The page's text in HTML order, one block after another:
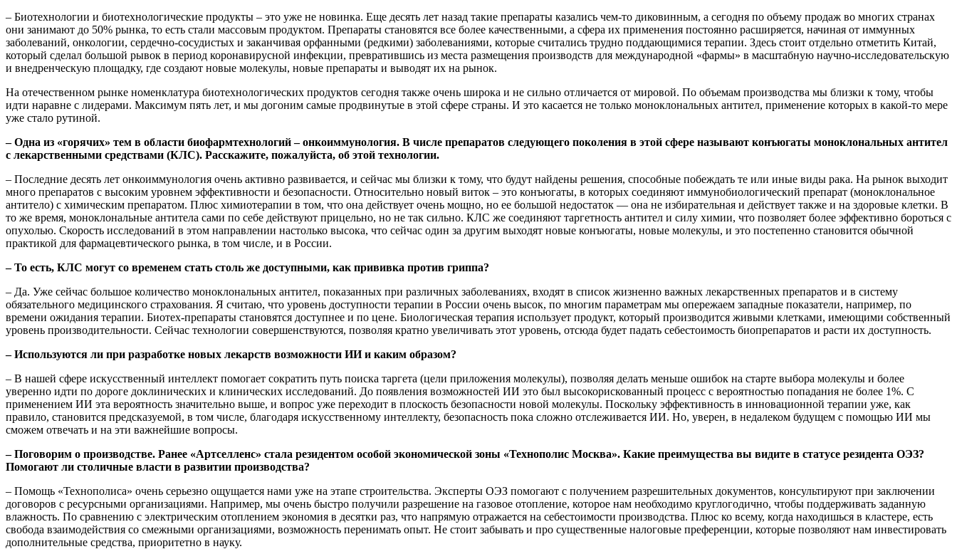
– Биотехнологии и биотехнологические продукты – это уже не новинка. Еще десять лет назад такие препараты казались чем-то диковинным, а сегодня по объему продаж во многих странах
они занимают до 50% рынка, то есть стали массовым продуктом. Препараты становятся все более качественными, а сфера их применения постоянно расширяется, начиная от иммунных
заболеваний, онкологии, сердечно-сосудистых и заканчивая орфанными (редкими) заболеваниями, которые считались трудно поддающимися терапии. Здесь стоит отдельно отметить Китай,
который сделал большой рывок в период коронавирусной инфекции, превратившись из места размещения производств для международной «фармы» в масштабную научно-исследовательскую
и внедренческую площадку, где создают новые молекулы, новые препараты и выводят их на рынок.
На отечественном рынке номенклатура биотехнологических продуктов сегодня также очень широка и не сильно отличается от мировой. По объемам производства мы близки к тому, чтобы
идти наравне с лидерами. Максимум пять лет, и мы догоним самые продвинутые в этой сфере страны. И это касается не только моноклональных антител, применение которых в какой-то мере
уже стало рутиной.
– Одна из «горячих» тем в области биофармтехнологий – онкоиммунология. В числе препаратов следующего поколения в этой сфере называют конъюгаты моноклональных антител
с лекарственными средствами (КЛС). Расскажите, пожалуйста, об этой технологии.
– Последние десять лет онкоиммунология очень активно развивается, и сейчас мы близки к тому, что будут найдены решения, способные побеждать те или иные виды рака. На рынок выходит
много препаратов с высоким уровнем эффективности и безопасности. Относительно новый виток – это конъюгаты, в которых соединяют иммунобиологический препарат (моноклональное
антитело) с химическим препаратом. Плюс химиотерапии в том, что она действует очень мощно, но ее большой недостаток — она не избирательная и действует также и на здоровые клетки. В
то же время, моноклональные антитела сами по себе действуют прицельно, но не так сильно. КЛС же соединяют таргетность антител и силу химии, что позволяет более эффективно бороться с
опухолью. Скорость исследований в этом направлении настолько высока, что сейчас один за другим выходят новые конъюгаты, новые молекулы, и это постепенно становится обычной
практикой для фармацевтического рынка, в том числе, и в России.
– То есть, КЛС могут со временем стать столь же доступными, как прививка против гриппа?
– Да. Уже сейчас большое количество моноклональных антител, показанных при различных заболеваниях, входят в список жизненно важных лекарственных препаратов и в систему
обязательного медицинского страхования. Я считаю, что уровень доступности терапии в России очень высок, по многим параметрам мы опережаем западные показатели, например, по
времени ожидания терапии. Биотех-препараты становятся доступнее и по цене. Биологическая терапия использует продукт, который производится живыми клетками, имеющими собственный
уровень производительности. Сейчас технологии совершенствуются, позволяя кратно увеличивать этот уровень, отсюда будет падать себестоимость биопрепаратов и расти их доступность.
– Используются ли при разработке новых лекарств возможности ИИ и каким образом?
– В нашей сфере искусственный интеллект помогает сократить путь поиска таргета (цели приложения молекулы), позволяя делать меньше ошибок на старте выбора молекулы и более
уверенно идти по дороге доклинических и клинических исследований. До появления возможностей ИИ это был высокорискованный процесс с вероятностью попадания не более 1%. С
применением ИИ эта вероятность значительно выше, и вопрос уже переходит в плоскость безопасности новой молекулы. Поскольку эффективность в инновационной терапии уже, как
правило, становится предсказуемой, в том числе, благодаря искусственному интеллекту, безопасность пока сложно отслеживается ИИ. Но, уверен, в недалеком будущем с помощью ИИ мы
сможем отвечать и на эти важнейшие вопросы.
– Поговорим о производстве. Ранее «Артселленс» стала резидентом особой экономической зоны «Технополис Москва». Какие преимущества вы видите в статусе резидента ОЭЗ?
Помогают ли столичные власти в развитии производства?
– Помощь «Технополиса» очень серьезно ощущается нами уже на этапе строительства. Эксперты ОЭЗ помогают с получением разрешительных документов, консультируют при заключении
договоров с ресурсными организациями. Например, мы очень быстро получили разрешение на газовое отопление, которое нам необходимо круглогодично, чтобы поддерживать заданную
влажность. По сравнению с электрическим отоплением экономия в десятки раз, что напрямую отражается на себестоимости производства. Плюс ко всему, когда находишься в кластере, есть
свобода взаимодействия со смежными организациями, возможность перенимать опыт. Не стоит забывать и про существенные налоговые преференции, которые позволяют нам инвестировать
дополнительные средства, приоритетно в науку.